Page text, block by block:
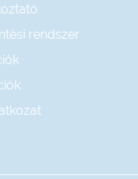
rendszer